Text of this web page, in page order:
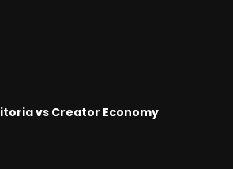
vs Creator Economy